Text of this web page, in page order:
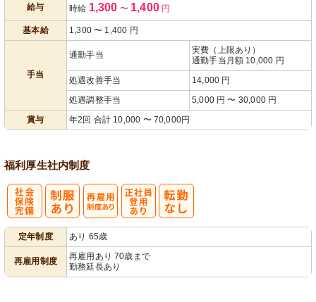
給与 時給 1,300 〜 1,400円
基本給 1,300 〜 1,400 円
手当
通勤手当
実費（上限あり）
通勤手当月額 10,000 円
処遇改善手当
14,000 円
処遇調整手当
5,000 円 〜 30,000 円
賞与
年2回 合計 10,000 〜 70,000円
福利厚生社内制度
定年制度 あり 65歳
再雇用制度
再雇用あり 70歳まで
勤務延長あり